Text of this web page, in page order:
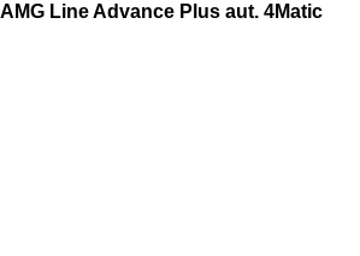
AMG Line Advance Plus aut. 4Matic